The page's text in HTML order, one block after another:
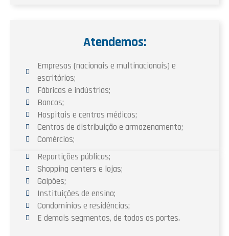
Atendemos:
Empresas (nacionais e multinacionais) e
escritórios;
Fábricas e indústrias;
Bancos;
Hospitais e centros médicos;
Centros de distribuição e armazenamento;
Comércios;
Repartições públicas;
Shopping centers e lojas;
Galpões;
Instituições de ensino;
Condomínios e residências;
E demais segmentos, de todos os portes.